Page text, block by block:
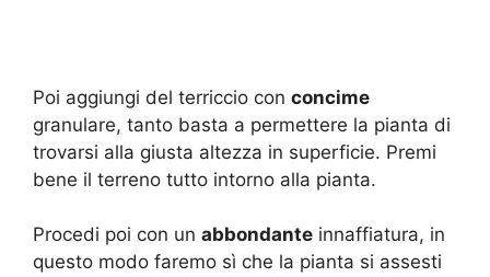
Poi aggiungi del terriccio con concime
granulare, tanto basta a permettere la pianta di
trovarsi alla giusta altezza in superficie. Premi
bene il terreno tutto intorno alla pianta.
Procedi poi con un abbondante innaffiatura, in
questo modo faremo sì che la pianta si assesti